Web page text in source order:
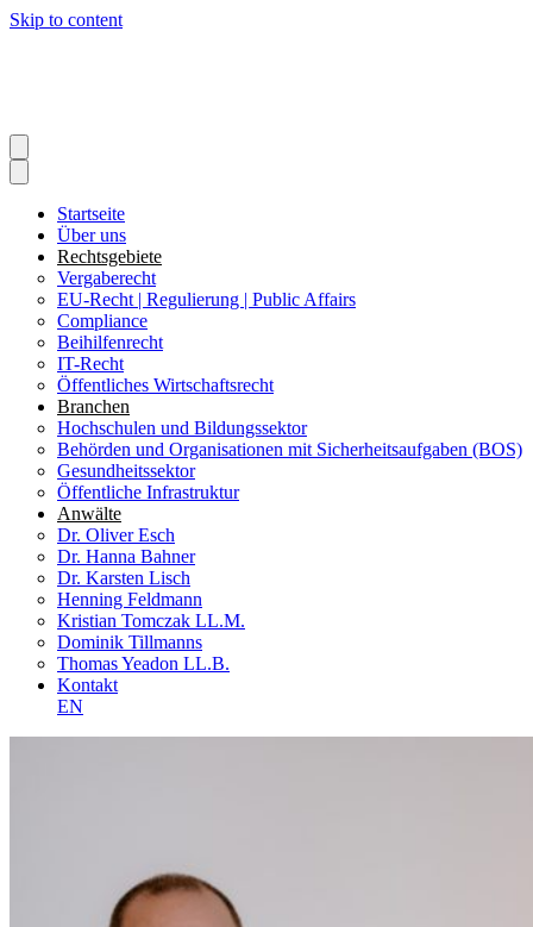
Skip to content
Startseite
Über uns
Rechtsgebiete
Vergaberecht
EU-Recht | Regulierung | Public Affairs
Compliance
Beihilfenrecht
IT-Recht
Öffentliches Wirtschaftsrecht
Branchen
Hochschulen und Bildungssektor
Behörden und Organisationen mit Sicherheitsaufgaben (BOS)
Gesundheitssektor
Öffentliche Infrastruktur
Anwälte
Dr. Oliver Esch
Dr. Hanna Bahner
Dr. Karsten Lisch
Henning Feldmann
Kristian Tomczak LL.M.
Dominik Tillmanns
Thomas Yeadon LL.B.
Kontakt
EN